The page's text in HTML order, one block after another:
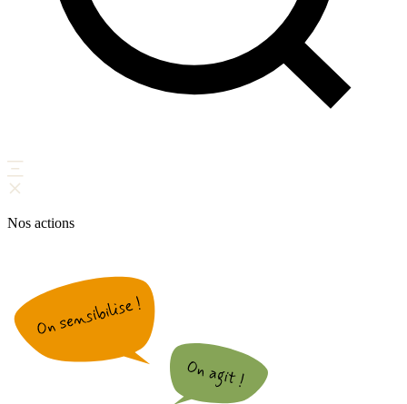
Nos actions